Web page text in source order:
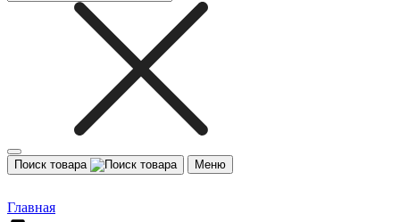
Поиск товара Меню
Главная